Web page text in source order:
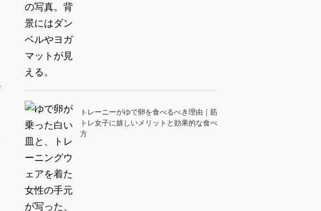
トレーニーがゆで卵を食べるべき理由｜筋
トレ女子に嬉しいメリットと効果的な食べ
方